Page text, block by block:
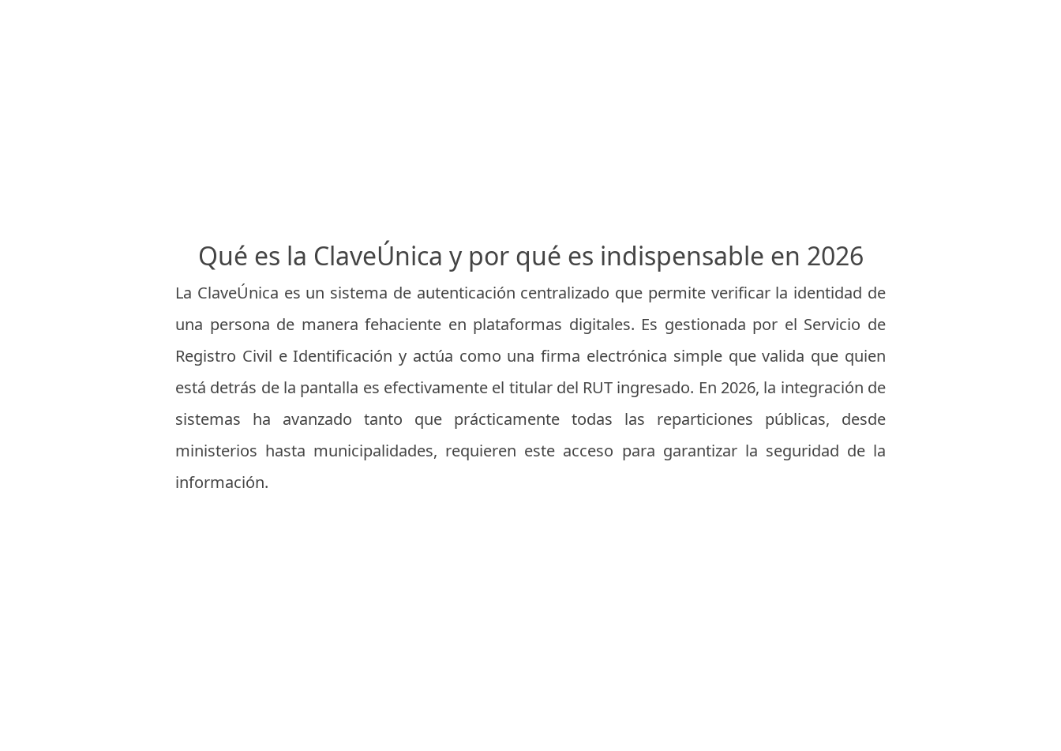
Qué es la ClaveÚnica y por qué es indispensable en 2026
La ClaveÚnica es un sistema de autenticación centralizado que permite verificar la identidad de
una persona de manera fehaciente en plataformas digitales. Es gestionada por el Servicio de
Registro Civil e Identificación y actúa como una firma electrónica simple que valida que quien
está detrás de la pantalla es efectivamente el titular del RUT ingresado. En 2026, la integración de
sistemas ha avanzado tanto que prácticamente todas las reparticiones públicas, desde
ministerios hasta municipalidades, requieren este acceso para garantizar la seguridad de la
información.